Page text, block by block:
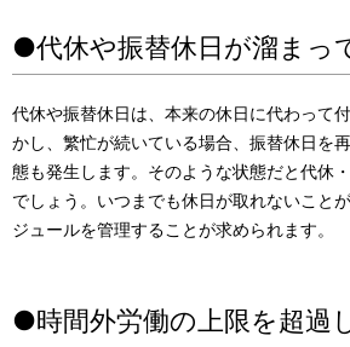
●代休や振替休日が溜まっ
代休や振替休日は、本来の休日に代わって
かし、繁忙が続いている場合、振替休日を
態も発生します。そのような状態だと代休
でしょう。いつまでも休日が取れないこと
ジュールを管理することが求められます。
●時間外労働の上限を超過